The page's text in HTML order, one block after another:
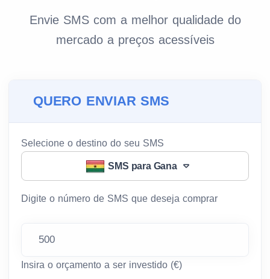
Envie SMS com a melhor qualidade do
mercado a preços acessíveis
QUERO ENVIAR SMS
Selecione o destino do seu SMS
SMS para Gana
Digite o número de SMS que deseja comprar
Insira o orçamento a ser investido (€)